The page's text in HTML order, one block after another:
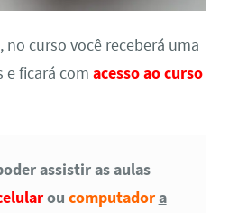
no curso você receberá uma
e ficará com acesso ao curso
assistir as aulas
ou computador a